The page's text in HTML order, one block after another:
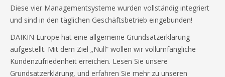
Diese vier Managementsysteme wurden vollständig integriert
und sind in den täglichen Geschäftsbetrieb eingebunden!
DAIKIN Europe hat eine allgemeine Grundsatzerklärung
aufgestellt. Mit dem Ziel „Null“ wollen wir vollumfängliche
Kundenzufriedenheit erreichen. Lesen Sie unsere
Grundsatzerklärung, und erfahren Sie mehr zu unseren